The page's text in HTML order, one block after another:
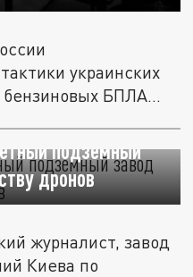
украинских
бензиновых БПЛА
подземный
дронов
журналист, завод
Киева по